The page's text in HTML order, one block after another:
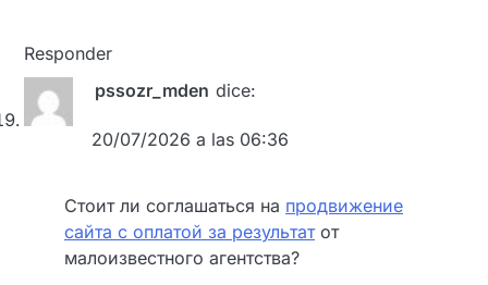
Responder
pssozr_mden dice:
20/07/2026 a las 06:36
Стоит ли соглашаться на продвижение
сайта с оплатой за результатот
малоизвестного агентства?